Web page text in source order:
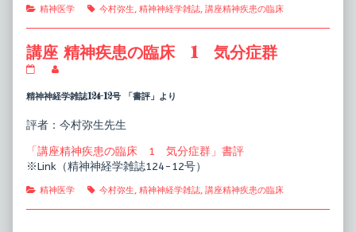
統
失
調
症
published
神
患
の
臨
統
合
調
Categories
精神医学 Tags
今村弥生, 精神神経学雑誌, 講座精神疾患の臨床
講座 精神疾患の臨床 1 気分症群
精
患
臨
床
気
症
posts
author
講
座
神
患
精神神経学雑誌124-12号 「書評」より
評者：今村弥生先生
「講座精神疾患の臨床 1 気分症群」書評
※Link（精神神経学雑誌124-12号）
Categories
精神医学 Tags
今村弥生, 精神神経学雑誌, 講座精神疾患の臨床